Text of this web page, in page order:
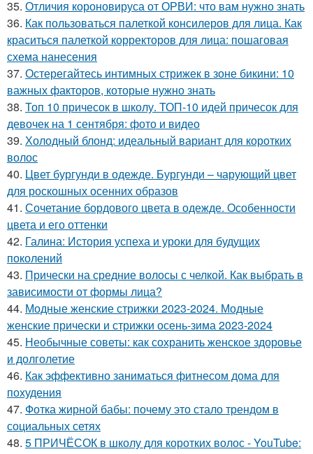
35. Отличия короновируса от ОРВИ: что вам нужно знать
36. Как пользоваться палеткой консилеров для лица. Как
краситься палеткой корректоров для лица: пошаговая
схема нанесения
37. Остерегайтесь интимных стрижек в зоне бикини: 10
важных факторов, которые нужно знать
38. Топ 10 причесок в школу. ТОП-10 идей причесок для
девочек на 1 сентября: фото и видео
39. Холодный блонд: идеальный вариант для коротких
волос
40. Цвет бургунди в одежде. Бургунди – чарующий цвет
для роскошных осенних образов
41. Сочетание бордового цвета в одежде. Особенности
цвета и его оттенки
42. Галина: История успеха и уроки для будущих
поколений
43. Прически на средние волосы с челкой. Как выбрать в
зависимости от формы лица?
44. Модные женские стрижки 2023-2024. Модные
женские прически и стрижки осень-зима 2023-2024
45. Необычные советы: как сохранить женское здоровье
и долголетие
46. Как эффективно заниматься фитнесом дома для
похудения
47. Фотка жирной бабы: почему это стало трендом в
социальных сетях
48. 5 ПРИЧЁСОК в школу для коротких волос ‍- YouTube: